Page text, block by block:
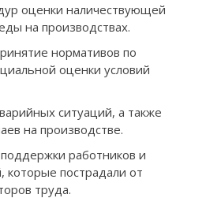
оценки наличествующей
на производствах.
нормативов по
оценки условий
ситуаций, а также
на производстве.
работников и
которые пострадали от
труда.